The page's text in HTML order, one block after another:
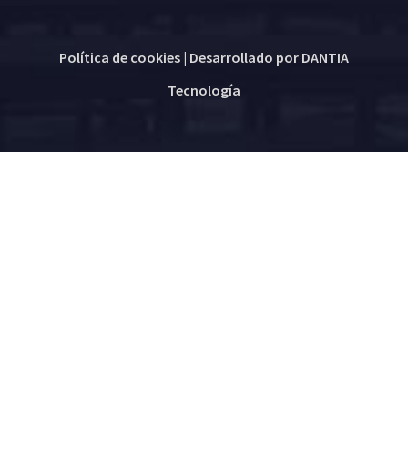
Política de cookies| Desarrollado por DANTIA
Tecnología